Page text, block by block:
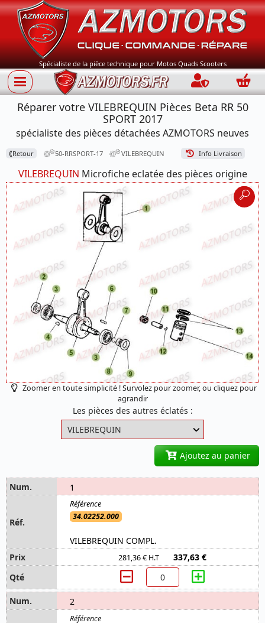
Spécialiste de la pièce technique pour Motos Quads Scooters
Connection
Réparer votre VILEBREQUIN Pièces Beta RR 50
SPORT 2017
spécialiste des pièces détachées AZMOTORS neuves
⟪Retour 50-RRSPORT-17 VILEBREQUIN Info Livraison
VILEBREQUIN Microfiche eclatée des pièces origine
Zoomer en toute simplicité ! Survolez pour zoomer, ou cliquez pour
agrandir
Les pièces des autres éclatés :
Ajoutez au panier
1
34.02252.000
VILEBREQUIN COMPL.
281,36 € H.T 337,63 €
2